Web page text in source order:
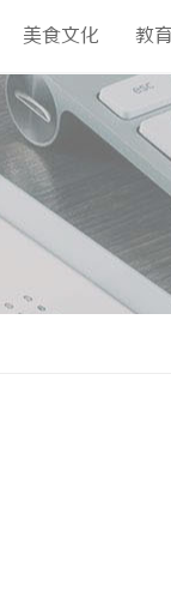
美食文化 教